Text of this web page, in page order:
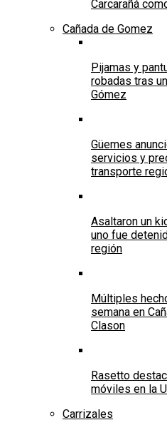
Carcarañá
Cañada de Gomez
Pijamas y
robadas tras
Gómez
Güemes
servicios y
transporte
Asaltaron un
uno fue
región
Múltiples
semana en
Clason
Rasetto
móviles en la
Carrizales